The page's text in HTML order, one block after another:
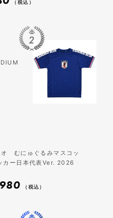
（税込）
オ むにゅぐるみマスコッ
カー日本代表Ver. 2026
（税込）